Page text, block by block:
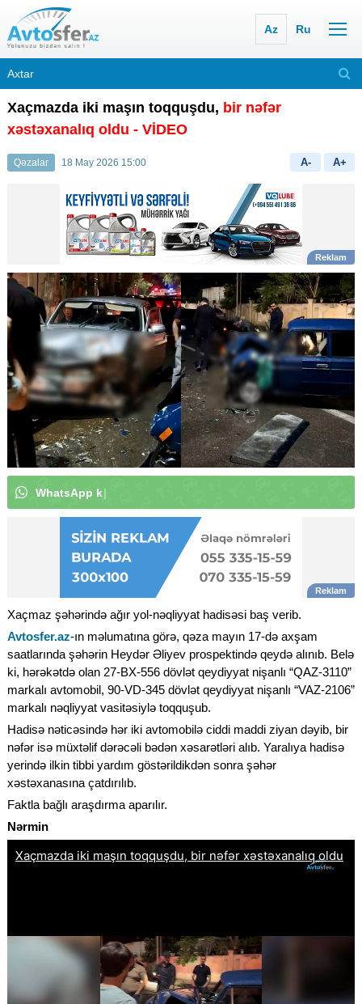
Az Ru
Xaçmazda iki maşın toqquşdu, bir nəfər
xəstəxanalıq oldu - VİDEO
Qəzalar 18 May 2026 15:00 A- A+
WhatsApp ka
Xaçmaz şəhərində ağır yol-nəqliyyat hadisəsi baş verib.
Avtosfer.az-ın məlumatına görə, qəza mayın 17-də axşam
saatlarında şəhərin Heydər Əliyev prospektində qeydə alınıb. Belə
ki, hərəkətdə olan 27-BX-556 dövlət qeydiyyat nişanlı “QAZ-3110”
markalı avtomobil, 90-VD-345 dövlət qeydiyyat nişanlı “VAZ-2106”
markalı nəqliyyat vasitəsiylə toqquşub.
Hadisə nəticəsində hər iki avtomobilə ciddi maddi ziyan dəyib, bir
nəfər isə müxtəlif dərəcəli bədən xəsarətləri alıb. Yaralıya hadisə
yerində ilkin tibbi yardım göstərildikdən sonra şəhər
xəstəxanasına çatdırılıb.
Faktla bağlı araşdırma aparılır.
Nərmin